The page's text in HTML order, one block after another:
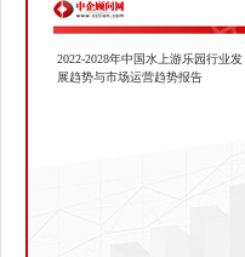
2022-2028年中国水上游乐园行业发
展趋势与市场运营趋势报告